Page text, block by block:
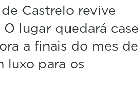
Castrelo revive
lugar quedará case
a finais do mes de
luxo para os